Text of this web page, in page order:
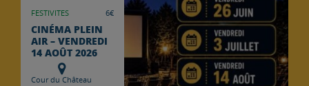
FESTIVITES 6€
CINÉMA PLEIN
AIR – VENDREDI
14 AOÛT 2026
Cour du Château